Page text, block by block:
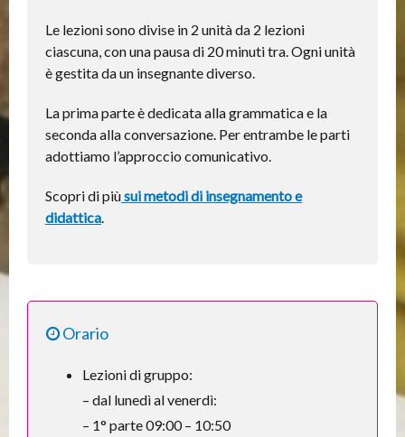
Le lezioni sono divise in 2 unità da 2 lezioni
ciascuna, con una pausa di 20 minuti tra. Ogni unità
è gestita da un insegnante diverso.
La prima parte è dedicata alla grammatica e la
seconda alla conversazione. Per entrambe le parti
adottiamo l’approccio comunicativo.
Scopri di piùsui metodi di insegnamento e
didattica.
Orario
Lezioni di gruppo:
– dal lunedì al venerdì:
– 1° parte 09:00 – 10:50